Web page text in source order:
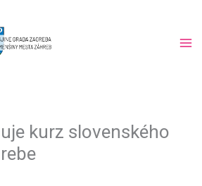
kurz slovenského